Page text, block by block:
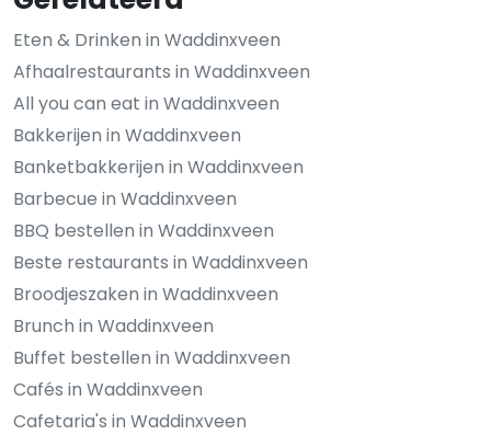
Eten & Drinken in Waddinxveen
Afhaalrestaurants in Waddinxveen
All you can eat in Waddinxveen
Bakkerijen in Waddinxveen
Banketbakkerijen in Waddinxveen
Barbecue in Waddinxveen
BBQ bestellen in Waddinxveen
Beste restaurants in Waddinxveen
Broodjeszaken in Waddinxveen
Brunch in Waddinxveen
Buffet bestellen in Waddinxveen
Cafés in Waddinxveen
Cafetaria's in Waddinxveen